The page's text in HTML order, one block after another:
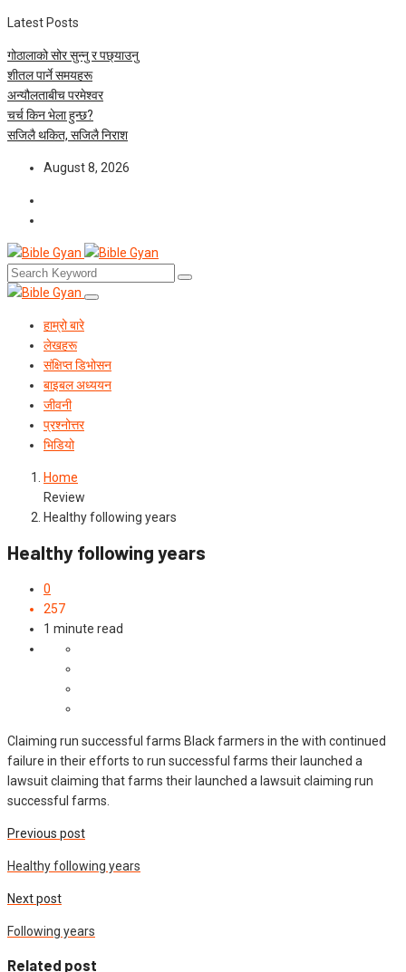
Latest Posts
गोठालाको सोर सुन्नु र पछ्याउनु
शीतल पार्ने समयहरू
अन्यौलताबीच परमेश्‍वर
चर्च किन भेला हुन्छ?
सजिलै थकित, सजिलै निराश
August 8, 2026
हाम्रो बारे
लेखहरू
संक्षिप्त डिभोसन
बाइबल अध्ययन
जीवनी
प्रश्‍नोत्तर
भिडियो
Home
Review
Healthy following years
Healthy following years
0
257
1 minute read
Claiming run successful farms Black farmers in the with continued
failure in their efforts to run successful farms their launched a
lawsuit claiming that farms their launched a lawsuit claiming run
successful farms.
Previous post
Healthy following years
Next post
Following years
Related post